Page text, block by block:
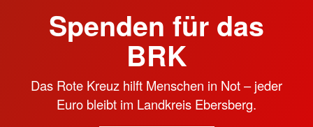
Spenden für das
BRK
Das Rote Kreuz hilft Menschen in Not – jeder
Euro bleibt im Landkreis Ebersberg.